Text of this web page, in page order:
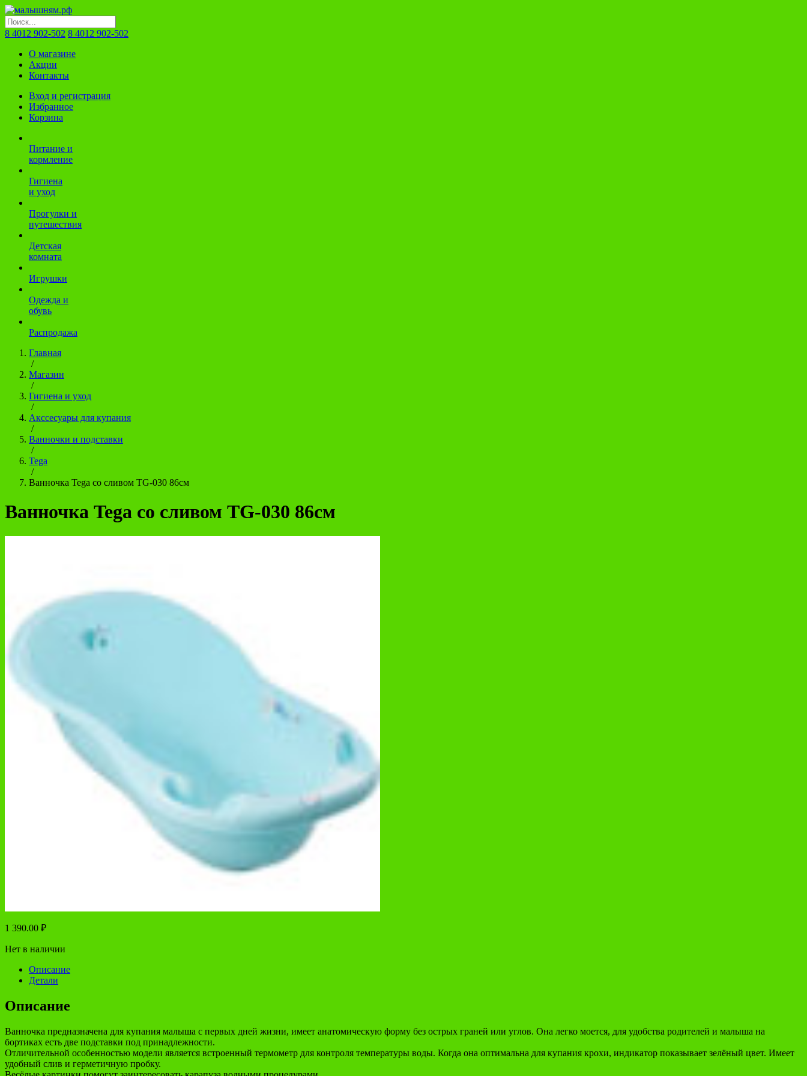
8 4012 902-502 8 4012 902-502
О магазине
Акции
Контакты
Вход и регистрация
Избранное
Корзина
Питание и
кормление
Гигиена
и уход
Прогулки и
путешествия
Детская
комната
Игрушки
Одежда и
обувь
Распродажа
Главная
/
Магазин
/
Гигиена и уход
/
Акссесуары для купания
/
Ванночки и подставки
/
Tega
/
Ванночка Tega со сливом TG-030 86см
Ванночка Tega со сливом TG-030 86см
1 390.00 ₽
Нет в наличии
Описание
Детали
Описание
Ванночка предназначена для купания малыша с первых дней жизни, имеет анатомическую форму без острых граней или углов. Она легко моется, для удобства родителей и малыша на
бортиках есть две подставки под принадлежности.
Отличительной особенностью модели является встроенный термометр для контроля температуры воды. Когда она оптимальна для купания крохи, индикатор показывает зелёный цвет. Имеет
удобный слив и герметичную пробку.